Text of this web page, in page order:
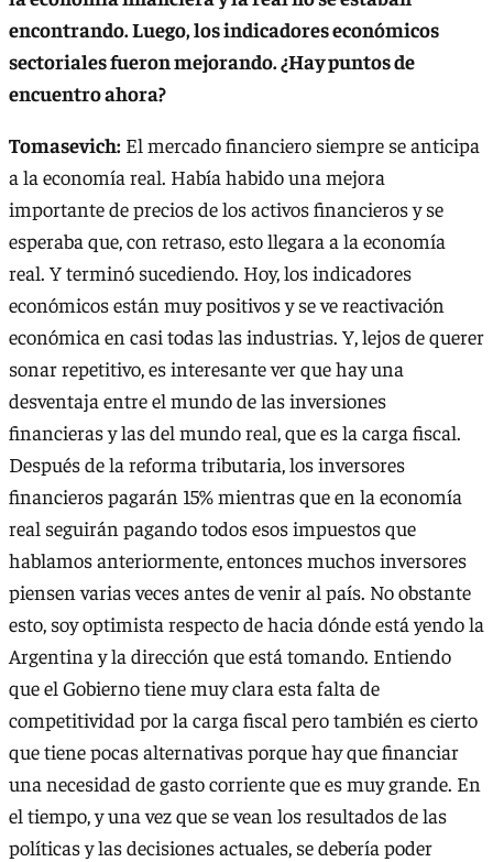
encontrando. Luego, los indicadores económicos
sectoriales fueron mejorando. ¿Hay puntos de
encuentro ahora?
Tomasevich: El mercado financiero siempre se anticipa
a la economía real. Había habido una mejora
importante de precios de los activos financieros y se
esperaba que, con retraso, esto llegara a la economía
real. Y terminó sucediendo. Hoy, los indicadores
económicos están muy positivos y se ve reactivación
económica en casi todas las industrias. Y, lejos de querer
sonar repetitivo, es interesante ver que hay una
desventaja entre el mundo de las inversiones
financieras y las del mundo real, que es la carga fiscal.
Después de la reforma tributaria, los inversores
financieros pagarán 15% mientras que en la economía
real seguirán pagando todos esos impuestos que
hablamos anteriormente, entonces muchos inversores
piensen varias veces antes de venir al país. No obstante
esto, soy optimista respecto de hacia dónde está yendo la
Argentina y la dirección que está tomando. Entiendo
que el Gobierno tiene muy clara esta falta de
competitividad por la carga fiscal pero también es cierto
que tiene pocas alternativas porque hay que financiar
una necesidad de gasto corriente que es muy grande. En
el tiempo, y una vez que se vean los resultados de las
políticas y las decisiones actuales, se debería poder